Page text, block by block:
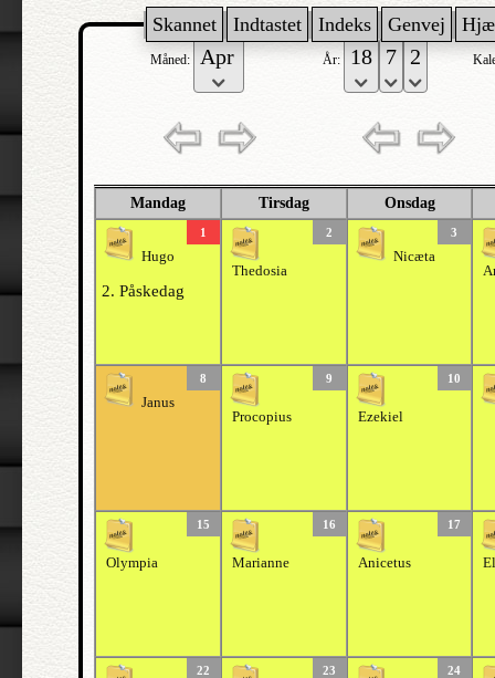
Skannet Indtastet Indeks Genvej
Måned: År:
Mandag Tirsdag Onsdag
1
Hugo
2. Påskedag
2
Thedosia
3
Nicæta
8
Janus
9
Procopius
10
Ezekiel
15
Olympia
16
Marianne
17
Anicetus
22 23 24